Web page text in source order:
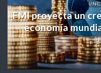
FMI proyecta un
economía